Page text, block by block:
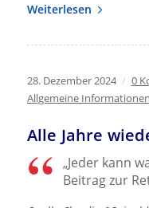
Weiterlesen
28. Dezember 2024 / 0
Allgemeine Informationen
Alle Jahre
„Jeder kann
Beitrag zur